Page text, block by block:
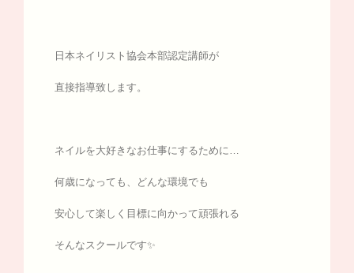
日本ネイリスト協会本部認定講師が
直接指導致します。
ネイルを大好きなお仕事にするために…
何歳になっても、どんな環境でも
安心して楽しく目標に向かって頑張れる
そんなスクールです✨